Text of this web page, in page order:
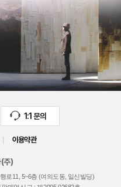
1:1 문의
이용약관
주)
로11, 5~6층 (여의도동, 일신빌딩)